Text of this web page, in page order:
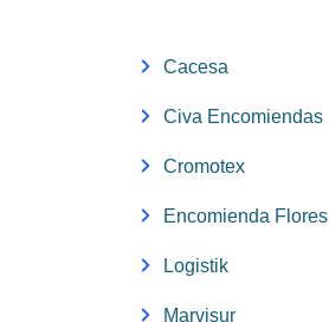
Cacesa
Civa Encomiendas
Cromotex
Encomienda Flores
Logistik
Marvisur